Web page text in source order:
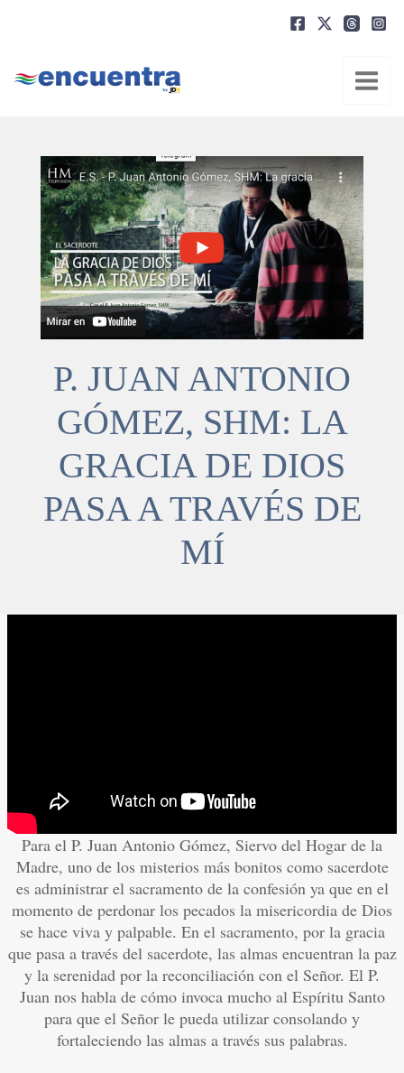
P. JUAN ANTONIO
GÓMEZ, SHM: LA
GRACIA DE DIOS
PASA A TRAVÉS DE
MÍ
Para el P. Juan Antonio Gómez, Siervo del Hogar de la
Madre, uno de los misterios más bonitos como sacerdote
es administrar el sacramento de la confesión ya que en el
momento de perdonar los pecados la misericordia de Dios
se hace viva y palpable. En el sacramento, por la gracia
que pasa a través del sacerdote, las almas encuentran la paz
y la serenidad por la reconciliación con el Señor. El P.
Juan nos habla de cómo invoca mucho al Espíritu Santo
para que el Señor le pueda utilizar consolando y
fortaleciendo las almas a través sus palabras.